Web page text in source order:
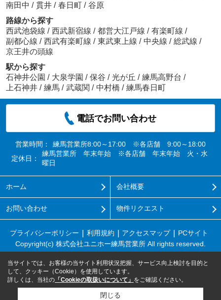
南田中 / 貫井 / 春日町 / 谷原
路線から探す
西武池袋線 / 西武新宿線 / 都営大江戸線 / 有楽町線 /
副都心線 / 西武有楽町線 / 東武東上線 / 中央線 / 総武線 /
京王井の頭線
駅から探す
石神井公園 / 大泉学園 / 保谷 / 光が丘 / 練馬高野台 /
上石神井 / 練馬 / 武蔵関 / 中村橋 / 練馬春日町
電話でお問い合わせ
営業時間：
練馬営業所8:00～17:00 ※各店舗 9:00～18:00
定休日：
練馬営業所 年末年始 ※各店舗 年末年始 火・水
曜日
ホーム 会社概要
お問い合わせ 物件リクエスト
プライバシーポリシー 利用規約 アクセスマップ
PCサイト
Copyright(c) 株式会社ユニホー練馬営業所 All rights reserved.
当サイトでは、お客様の当サイト利用状況把握、サービス向上検討を目的と
して、クッキー（Cookie）を使用しています。
詳しくは、当社の 「Cookieの取扱いについて」 をご確認ください。
閉じる